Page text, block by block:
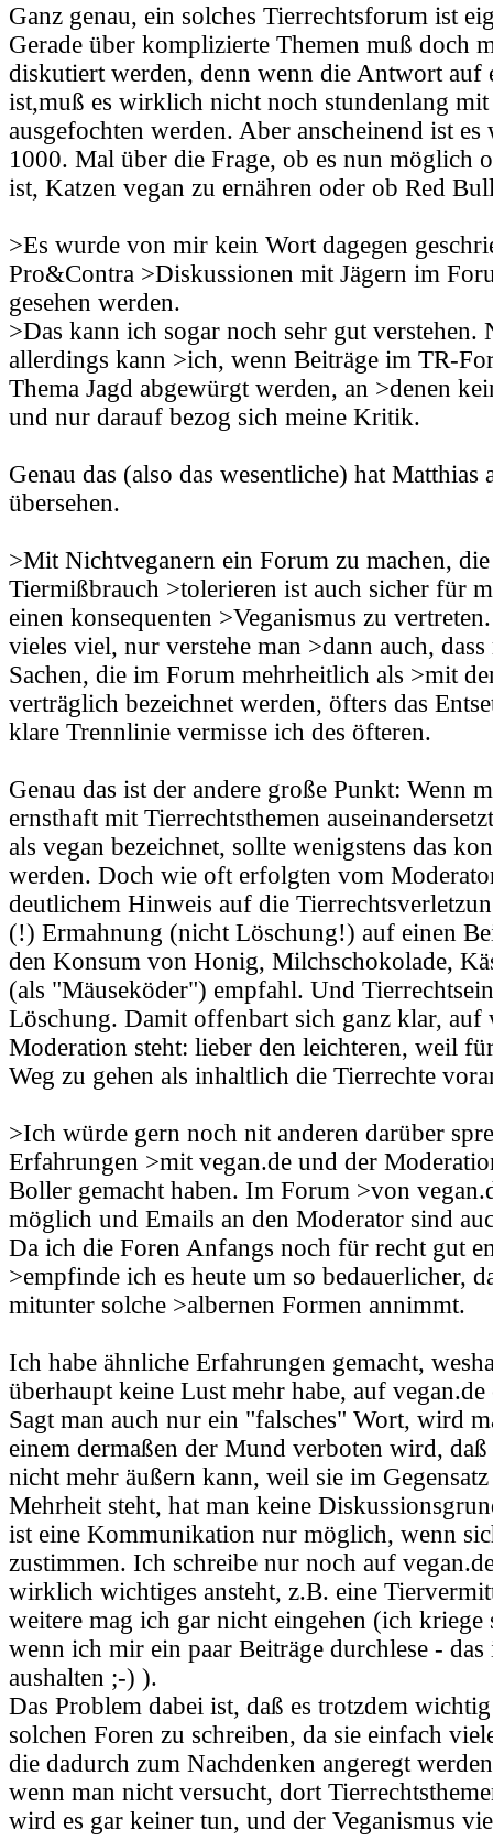
Ganz genau, ein solches Tierrechtsforum ist
Gerade über komplizierte Themen muß doch
diskutiert werden, denn wenn die Antwort auf
ist,muß es wirklich nicht noch stundenlang mit
ausgefochten werden. Aber anscheinend ist
1000. Mal über die Frage, ob es nun möglich
ist, Katzen vegan zu ernähren oder ob Red
>Es wurde von mir kein Wort dagegen
Pro&Contra >Diskussionen mit Jägern im
gesehen werden.
>Das kann ich sogar noch sehr gut verstehen.
allerdings kann >ich, wenn Beiträge im TR-
Thema Jagd abgewürgt werden, an >denen
und nur darauf bezog sich meine Kritik.
Genau das (also das wesentliche) hat Matthias
übersehen.
>Mit Nichtveganern ein Forum zu machen,
Tiermißbrauch >tolerieren ist auch sicher für
einen konsequenten >Veganismus zu
vieles viel, nur verstehe man >dann auch,
Sachen, die im Forum mehrheitlich als >mit
verträglich bezeichnet werden, öfters das
klare Trennlinie vermisse ich des öfteren.
Genau das ist der andere große Punkt: Wenn
ernsthaft mit Tierrechtsthemen
als vegan bezeichnet, sollte wenigstens das
werden. Doch wie oft erfolgten vom
deutlichem Hinweis auf die
(!) Ermahnung (nicht Löschung!) auf einen
den Konsum von Honig, Milchschokolade,
(als "Mäuseköder") empfahl. Und
Löschung. Damit offenbart sich ganz klar, auf
Moderation steht: lieber den leichteren, weil
Weg zu gehen als inhaltlich die Tierrechte
>Ich würde gern noch nit anderen darüber
Erfahrungen >mit vegan.de und der
Boller gemacht haben. Im Forum >von
möglich und Emails an den Moderator sind
Da ich die Foren Anfangs noch für recht gut
>empfinde ich es heute um so bedauerlicher,
mitunter solche >albernen Formen annimmt.
Ich habe ähnliche Erfahrungen gemacht,
überhaupt keine Lust mehr habe, auf vegan.de
Sagt man auch nur ein "falsches" Wort, wird
einem dermaßen der Mund verboten wird,
nicht mehr äußern kann, weil sie im
Mehrheit steht, hat man keine
ist eine Kommunikation nur möglich, wenn
zustimmen. Ich schreibe nur noch auf
wirklich wichtiges ansteht, z.B. eine
weitere mag ich gar nicht eingehen (ich kriege
wenn ich mir ein paar Beiträge durchlese -
aushalten ;-) ).
Das Problem dabei ist, daß es trotzdem
solchen Foren zu schreiben, da sie einfach
die dadurch zum Nachdenken angeregt
wenn man nicht versucht, dort
wird es gar keiner tun, und der Veganismus